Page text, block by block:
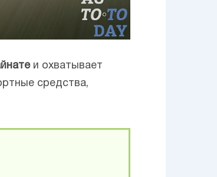
и охватывает
средства,